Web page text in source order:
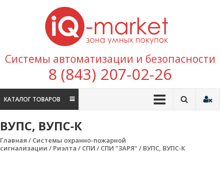
Перейти к содержимому
покупок
Системы автоматизации и безопасности
8 (843) 207-02-26
КАТАЛОГ ТОВАРОВ
ВУПС, ВУПС-К
Главная / Системы охранно-пожарной
сигнализации / Риэлта / СПИ / СПИ "ЗАРЯ" / ВУПС, ВУПС-К